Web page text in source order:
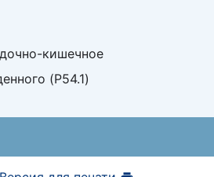
кишечное
(P54.1)